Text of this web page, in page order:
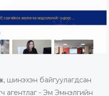
шинэхэн байгуулагдсан
агентлаг - Эм Эмнэлгийн